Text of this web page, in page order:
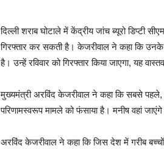
दिल्ली शराब घोटाले में केंद्रीय जांच ब्यूरो डिप्टी
गिरफ्तार कर सकती है। केजरीवाल ने कहा कि उनके
है। उन्हें रविवार को गिरफ्तार किया जाएगा, यह
मुख्यमंत्री अरविंद केजरीवाल ने कहा कि सबसे
परिणामस्वरूप मामले को फंसाया है। मनीष वहां
अरविंद केजरीवाल ने कहा कि जिस देश में गरीब